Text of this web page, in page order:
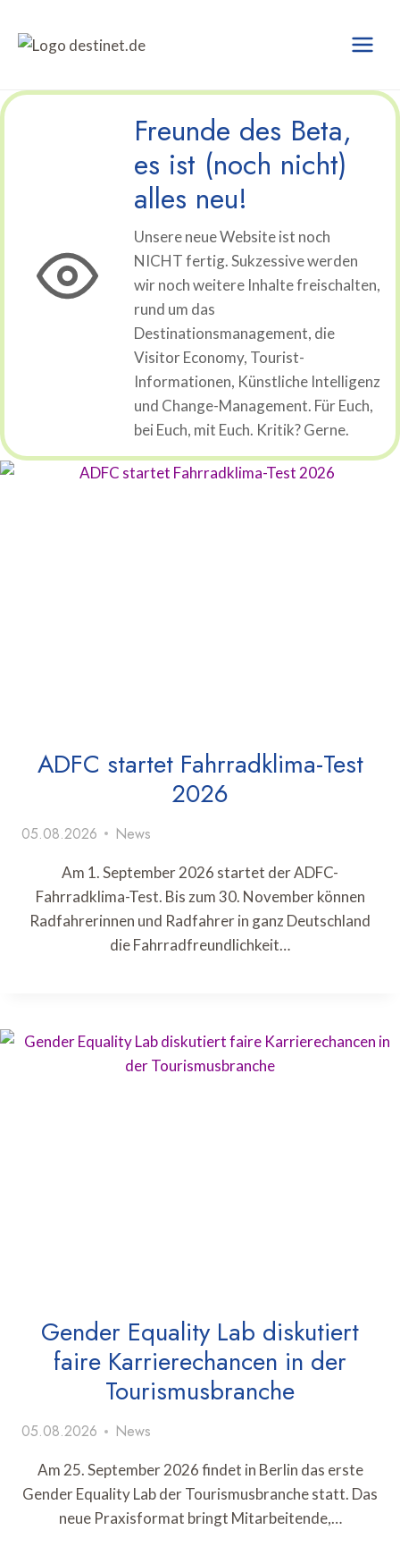
Inhalt
springen
Freunde des Beta,
es ist (noch nicht)
alles neu!
Unsere neue Website ist noch
NICHT fertig. Sukzessive werden
wir noch weitere Inhalte freischalten,
rund um das
Destinationsmanagement, die
Visitor Economy, Tourist-
Informationen, Künstliche Intelligenz
und Change-Management. Für Euch,
bei Euch, mit Euch. Kritik? Gerne.
ADFC startet Fahrradklima-Test
2026
05.08.2026 News
Am 1. September 2026 startet der ADFC-
Fahrradklima-Test. Bis zum 30. November können
Radfahrerinnen und Radfahrer in ganz Deutschland
die Fahrradfreundlichkeit…
Gender Equality Lab diskutiert
faire Karrierechancen in der
Tourismusbranche
05.08.2026 News
Am 25. September 2026 findet in Berlin das erste
Gender Equality Lab der Tourismusbranche statt. Das
neue Praxisformat bringt Mitarbeitende,…